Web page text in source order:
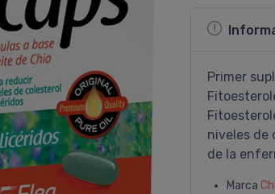
Primer
niveles de
de la
Marca